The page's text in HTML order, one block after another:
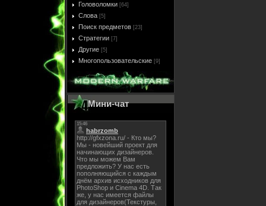
Головоломки [64]
Слова [5]
Поиск предметов [23]
Стратегии [7]
Другие [5]
Многопользовательские [9]
Мини-чат